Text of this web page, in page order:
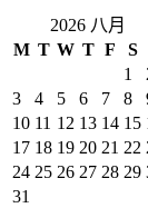
2026 八月
M T W T F S
1
3
4 5 6 7 8
10 11 12 13 14 15
17 18 19 20 21 22
24 25 26 27 28 29
31